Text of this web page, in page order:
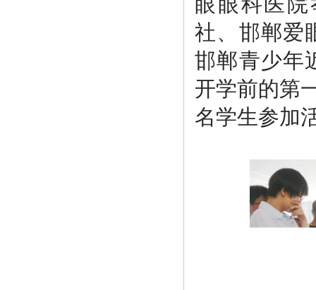
社、邯郸爱
邯郸青少年
开学前的第
名学生参加